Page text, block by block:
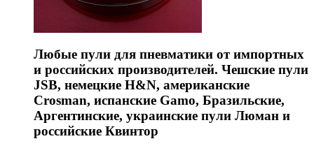
Любые пули для пневматики от импортных
и российских производителей. Чешские пули
JSB, немецкие H&N, американские
Crosman, испанские Gamo, Бразильские,
Аргентинские, украинские пули Люман и
российские Квинтор